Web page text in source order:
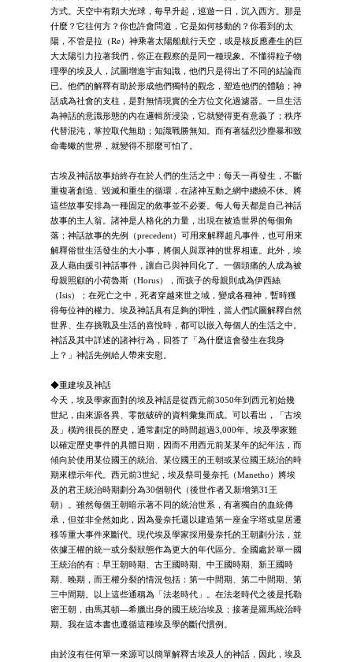
方式。天空中有顆大光球，每早升起，巡遊一日，沉入西方。那是
什麼？它往何方？你也許會問道，它是如何移動的？你看到的太
陽，不管是拉（Re）神乘著太陽船航行天空，或是核反應產生的巨
大太陽引力拉著我們，你正在觀察的是同一種現象。不懂得粒子物
理學的埃及人，試圖增進宇宙知識，他們只是得出了不同的結論而
已。他們的解釋有助於形成他們獨特的觀念，塑造他們的體驗；神
話成為社會的支柱，是對無情現實的全方位文化過濾器。一旦生活
為神話的意識形態的內在邏輯所浸染，它就變得更有意義了；秩序
代替混沌，掌控取代無助；知識戰勝無知。而有著猛烈沙塵暴和致
命毒蠍的世界，就變得不那麼可怕了。
古埃及神話故事始終存在於人們的生活之中：每天一再發生，不斷
重複著創造、毀滅和重生的循環，在諸神互動之網中纏繞不休。將
這些故事安排為一種固定的敘事並不必要。每人每天都是自己神話
故事的主人翁。諸神是人格化的力量，出現在被造世界的每個角
落；神話故事的先例（precedent）可用來解釋超凡事件，也可用來
解釋俗世生活發生的大小事，將個人與眾神的世界相連。此外，埃
及人藉由援引神話事件，讓自己與神同化了。一個頭痛的人成為被
母親照顧的小荷魯斯（Horus），而孩子的母親則成為伊西絲
（Isis）；在死亡之中，死者穿越來世之域，變成各種神，暫時獲
得每位神的權力。埃及神話具有足夠的彈性，當人們試圖解釋自然
世界、生存挑戰及生活的喜悅時，都可以嵌入每個人的生活之中。
神話及其中詳述的諸神行為，回答了「為什麼這會發生在我身
上？」神話先例給人帶來安慰。
◆重建埃及神話
今天，埃及學家面對的埃及神話是從西元前3050年到西元初始幾
世紀，由來源各異、零散破碎的資料彙集而成。可以看出，「古埃
及」橫跨很長的歷史，通常劃定的時間超過3,000年。埃及學家難
以確定歷史事件的具體日期，因而不用西元前某某年的紀年法，而
傾向於使用某位國王的統治、某位國王的王朝或某位國王統治的時
期來標示年代。西元前3世紀，埃及祭司曼奈托（Manetho）將埃
及的君王統治時期劃分為30個朝代（後世作者又新增第31王
朝）。雖然每個王朝暗示著不同的統治世系，有著獨自的血統傳
承，但並非全然如此，因為曼奈托還以建造第一座金字塔或皇居遷
移等重大事件來斷代。現代埃及學家採用曼奈托的王朝劃分法，並
依據王權的統一或分裂狀態作為更大的年代區分。全國處於單一國
王統治的有：早王朝時期、古王國時期、中王國時期、新王國時
期、晚期，而王權分裂的情況包括：第一中間期、第二中間期、第
三中間期。以上這些通稱為「法老時代」。在法老時代之後是托勒
密王朝，由馬其頓—希臘出身的國王統治埃及；接著是羅馬統治時
期。我在這本書也遵循這種埃及學的斷代慣例。
由於沒有任何單一來源可以簡單解釋古埃及人的神話，因此，埃及